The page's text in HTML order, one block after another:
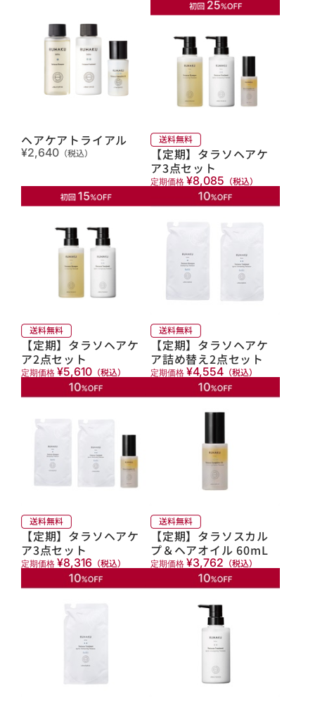
ヘアケアトライアル
¥2,640 （税込）
【定期】タラソヘアケ
ア3点セット
定期価格 ¥8,085 （税込）
【定期】タラソヘアケ
ア2点セット
定期価格 ¥5,610 （税込）
【定期】タラソヘアケ
ア詰め替え2点セット
定期価格 ¥4,554 （税込）
【定期】タラソヘアケ
ア3点セット
定期価格 ¥8,316 （税込）
【定期】タラソスカル
プ＆ヘアオイル 60mL
定期価格 ¥3,762 （税込）